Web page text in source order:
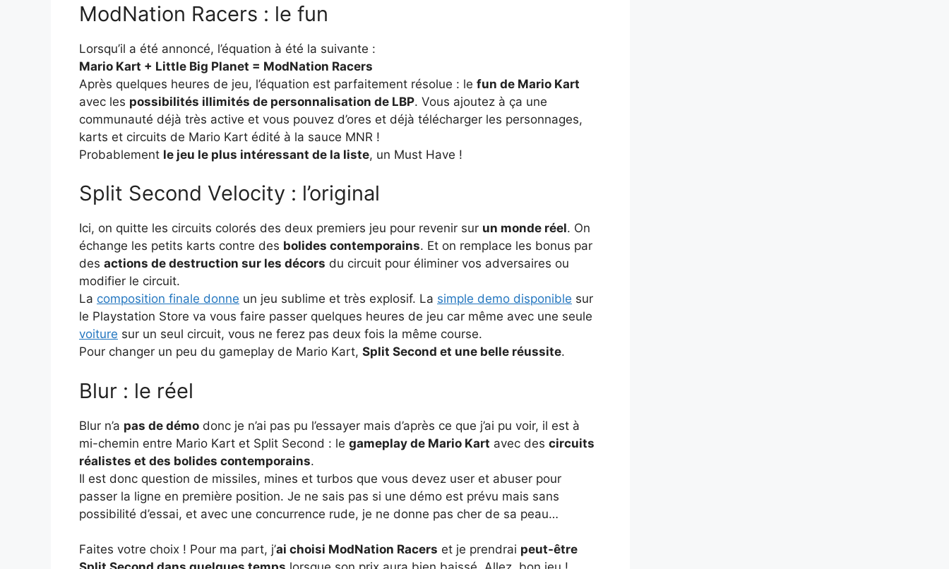
ModNation Racers : le fun
Lorsqu’il a été annoncé, l’équation à été la suivante :
Mario Kart + Little Big Planet = ModNation Racers
Après quelques heures de jeu, l’équation est parfaitement résolue : le fun de Mario Kart
avec les possibilités illimités de personnalisation de LBP. Vous ajoutez à ça une
communauté déjà très active et vous pouvez d’ores et déjà télécharger les personnages,
karts et circuits de Mario Kart édité à la sauce MNR !
Probablement le jeu le plus intéressant de la liste, un Must Have !
Split Second Velocity : l’original
Ici, on quitte les circuits colorés des deux premiers jeu pour revenir sur un monde réel. On
échange les petits karts contre des bolides contemporains. Et on remplace les bonus par
des actions de destruction sur les décors du circuit pour éliminer vos adversaires ou
modifier le circuit.
La composition finale donne un jeu sublime et très explosif. La simple demo disponible sur
le Playstation Store va vous faire passer quelques heures de jeu car même avec une seule
voiture sur un seul circuit, vous ne ferez pas deux fois la même course.
Pour changer un peu du gameplay de Mario Kart, Split Second et une belle réussite.
Blur : le réel
Blur n’a pas de démo donc je n’ai pas pu l’essayer mais d’après ce que j’ai pu voir, il est à
mi-chemin entre Mario Kart et Split Second : le gameplay de Mario Kart avec des circuits
réalistes et des bolides contemporains.
Il est donc question de missiles, mines et turbos que vous devez user et abuser pour
passer la ligne en première position. Je ne sais pas si une démo est prévu mais sans
possibilité d’essai, et avec une concurrence rude, je ne donne pas cher de sa peau…
Faites votre choix ! Pour ma part, j’ai choisi ModNation Racers et je prendrai peut-être